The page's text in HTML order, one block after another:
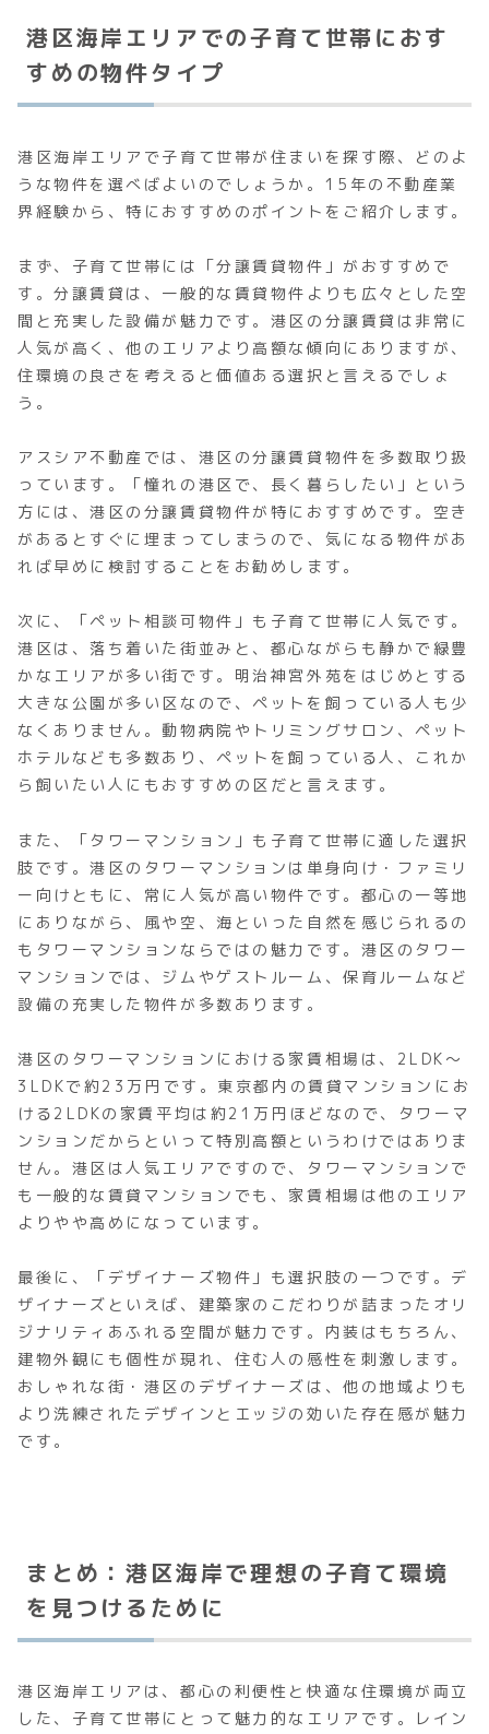
港区海岸エリアでの子育て世帯におす
すめの物件タイプ
港区海岸エリアで子育て世帯が住まいを探す際、どのよ
うな物件を選べばよいのでしょうか。15年の不動産業
界経験から、特におすすめのポイントをご紹介します。
まず、子育て世帯には「分譲賃貸物件」がおすすめで
す。分譲賃貸は、一般的な賃貸物件よりも広々とした空
間と充実した設備が魅力です。港区の分譲賃貸は非常に
人気が高く、他のエリアより高額な傾向にありますが、
住環境の良さを考えると価値ある選択と言えるでしょ
う。
アスシア不動産では、港区の分譲賃貸物件を多数取り扱
っています。「憧れの港区で、長く暮らしたい」という
方には、港区の分譲賃貸物件が特におすすめです。空き
があるとすぐに埋まってしまうので、気になる物件があ
れば早めに検討することをお勧めします。
次に、「ペット相談可物件」も子育て世帯に人気です。
港区は、落ち着いた街並みと、都心ながらも静かで緑豊
かなエリアが多い街です。明治神宮外苑をはじめとする
大きな公園が多い区なので、ペットを飼っている人も少
なくありません。動物病院やトリミングサロン、ペット
ホテルなども多数あり、ペットを飼っている人、これか
ら飼いたい人にもおすすめの区だと言えます。
また、「タワーマンション」も子育て世帯に適した選択
肢です。港区のタワーマンションは単身向け・ファミリ
ー向けともに、常に人気が高い物件です。都心の一等地
にありながら、風や空、海といった自然を感じられるの
もタワーマンションならではの魅力です。港区のタワー
マンションでは、ジムやゲストルーム、保育ルームなど
設備の充実した物件が多数あります。
港区のタワーマンションにおける家賃相場は、2LDK～
3LDKで約23万円です。東京都内の賃貸マンションにお
ける2LDKの家賃平均は約21万円ほどなので、タワーマ
ンションだからといって特別高額というわけではありま
せん。港区は人気エリアですので、タワーマンションで
も一般的な賃貸マンションでも、家賃相場は他のエリア
よりやや高めになっています。
最後に、「デザイナーズ物件」も選択肢の一つです。デ
ザイナーズといえば、建築家のこだわりが詰まったオリ
ジナリティあふれる空間が魅力です。内装はもちろん、
建物外観にも個性が現れ、住む人の感性を刺激します。
おしゃれな街・港区のデザイナーズは、他の地域よりも
より洗練されたデザインとエッジの効いた存在感が魅力
です。
まとめ：港区海岸で理想の子育て環境
を見つけるために
港区海岸エリアは、都心の利便性と快適な住環境が両立
した、子育て世帯にとって魅力的なエリアです。レイン